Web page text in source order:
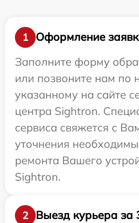
1
Оформление
Заполните форму
или позвоните нам по
указанному на сайте
центра Sightron.
сервиса свяжется с
уточнения
ремонта Вашего
Sightron.
2
Выезд курьера за